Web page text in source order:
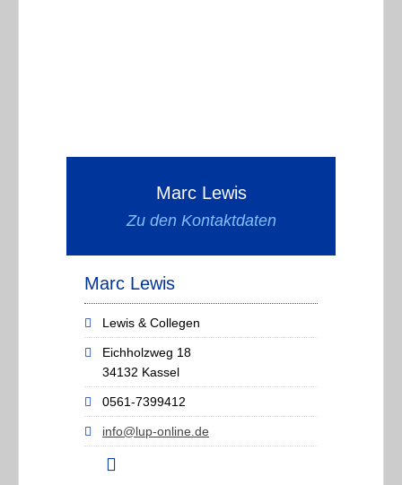
Marc Lewis
Zu den Kontaktdaten
Marc Lewis
Lewis & Collegen
Eichholzweg 18
34132 Kassel
0561-7399412
info@lup-online.de